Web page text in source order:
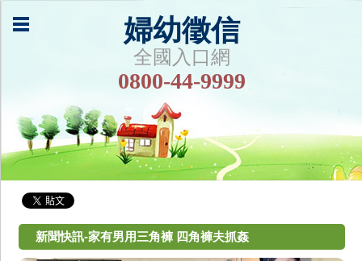
婦幼徵信
全國入口網
0800-44-9999
新聞快訊-家有男用三角褲 四角褲夫抓姦